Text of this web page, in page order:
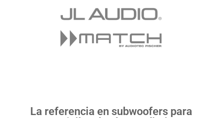
La referencia en subwoofers para